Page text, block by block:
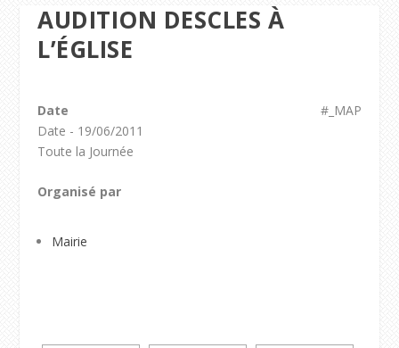
AUDITION DESCLES À
L’ÉGLISE
#_MAP
Date
Date - 19/06/2011
Toute la Journée
Organisé par
Mairie